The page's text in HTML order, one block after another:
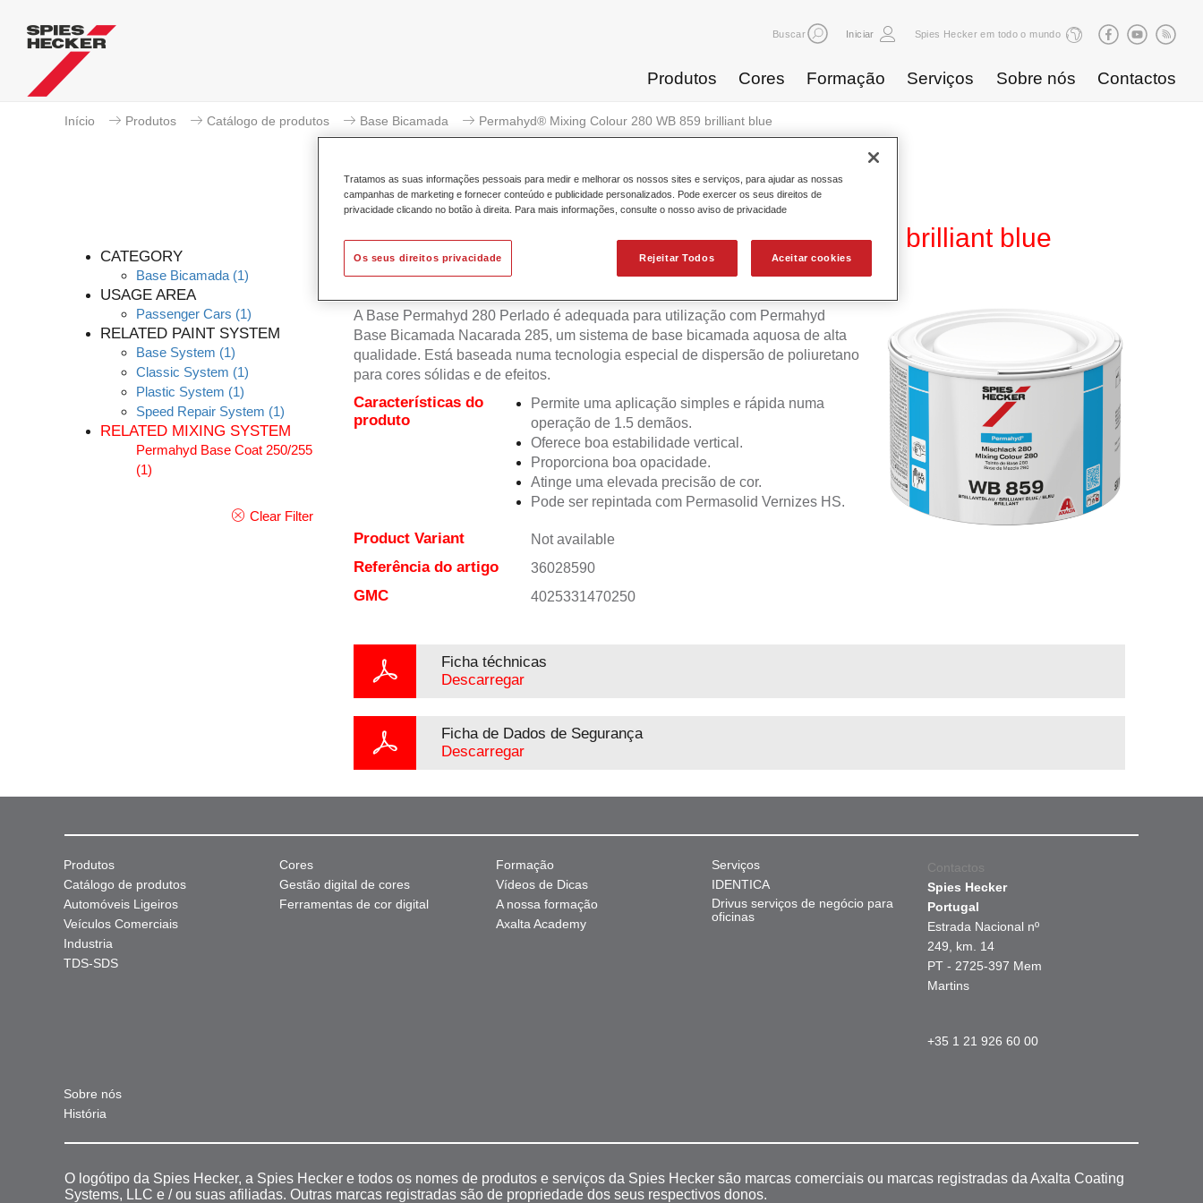
Buscar Iniciar Spies Hecker em todo o mundo
Produtos Cores Formação Serviços Sobre nós Contactos
Início Produtos Catálogo de produtos Base Bicamada Permahyd® Mixing Colour 280 WB 859 brilliant blue
CATEGORY
Base Bicamada (1)
USAGE AREA
Passenger Cars (1)
RELATED PAINT SYSTEM
Base System (1)
Classic System (1)
Plastic System (1)
Speed Repair System (1)
RELATED MIXING SYSTEM
Permahyd Base Coat 250/255
(1)
Clear Filter
Permahyd® Mixing Colour 280 WB 859 brilliant blue
A Base Permahyd 280 Perlado é adequada para utilização com Permahyd
Base Bicamada Nacarada 285, um sistema de base bicamada aquosa de alta
qualidade. Está baseada numa tecnologia especial de dispersão de poliuretano
para cores sólidas e de efeitos.
Características do
produto
Permite uma aplicação simples e rápida numa
operação de 1.5 demãos.
Oferece boa estabilidade vertical.
Proporciona boa opacidade.
Atinge uma elevada precisão de cor.
Pode ser repintada com Permasolid Vernizes HS.
Product Variant Not available
Referência do artigo 36028590
GMC 4025331470250
Ficha téchnicas
Descarregar
Ficha de Dados de Segurança
Descarregar
Produtos
Catálogo de produtos
Automóveis Ligeiros
Veículos Comerciais
Industria
TDS-SDS
Cores
Gestão digital de cores
Ferramentas de cor digital
Formação
Vídeos de Dicas
A nossa formação
Axalta Academy
Serviços
IDENTICA
Drivus serviços de negócio para
oficinas
Sobre nós
História
Contactos
Spies Hecker
Portugal
Estrada Nacional nº
249, km. 14
PT - 2725-397 Mem
Martins
+35 1 21 926 60 00
O logótipo da Spies Hecker, a Spies Hecker e todos os nomes de produtos e serviços da Spies Hecker são marcas comerciais ou marcas registradas da Axalta Coating
Systems, LLC e / ou suas afiliadas. Outras marcas registradas são de propriedade dos seus respectivos donos.
Tratamos as suas informações pessoais para medir e melhorar os nossos sites e serviços, para ajudar as nossas
campanhas de marketing e fornecer conteúdo e publicidade personalizados. Pode exercer os seus direitos de
privacidade clicando no botão à direita. Para mais informações, consulte o nosso aviso de privacidade
Rejeitar Todos Aceitar cookies
Os seus direitos privacidade